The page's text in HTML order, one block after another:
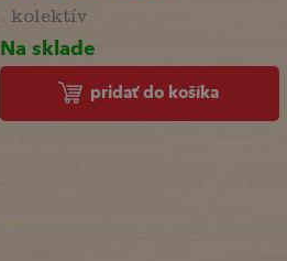
. kolektív
Na sklade
pridať do košíka